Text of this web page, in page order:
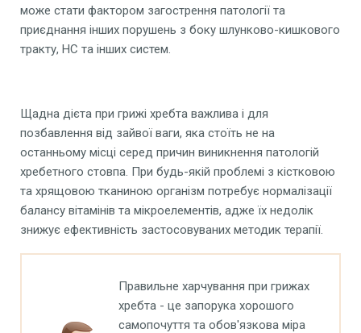
може стати фактором загострення патології та
приєднання інших порушень з боку шлунково-кишкового
тракту, НС та інших систем.
Щадна дієта при грижі хребта важлива і для
позбавлення від зайвої ваги, яка стоїть не на
останньому місці серед причин виникнення патологій
хребетного стовпа. При будь-якій проблемі з кістковою
та хрящовою тканиною організм потребує нормалізації
балансу вітамінів та мікроелементів, адже їх недолік
знижує ефективність застосовуваних методик терапії.
Правильне харчування при грижах
хребта - це запорука хорошого
самопочуття та обов'язкова міра